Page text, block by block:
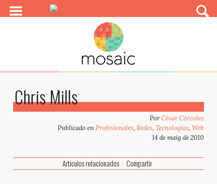
Chris Mills
PorCésar Córcoles
Publicado enProfesionales,Redes,Tecnologías,Web
14 de maig de 2010
Artículos relacionados Compartir